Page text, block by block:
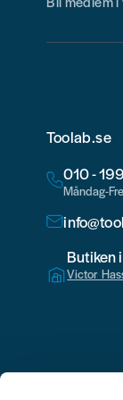
Toolab.se
010 -
Måndag-
Butiken
Victor